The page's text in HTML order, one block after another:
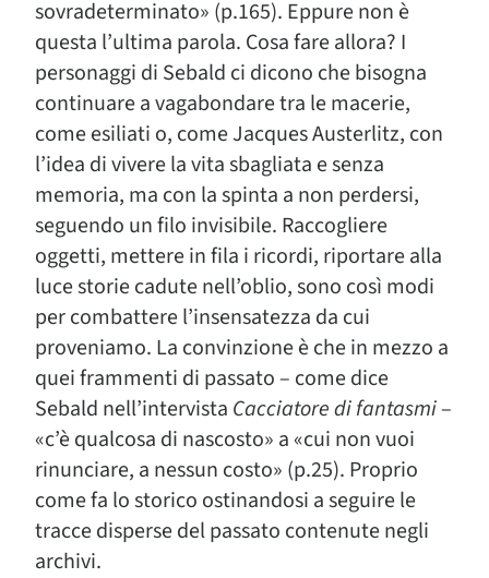
sovradeterminato» (p.165). Eppure non è
questa l’ultima parola. Cosa fare allora? I
personaggi di Sebald ci dicono che bisogna
continuare a vagabondare tra le macerie,
come esiliati o, come Jacques Austerlitz, con
l’idea di vivere la vita sbagliata e senza
memoria, ma con la spinta a non perdersi,
seguendo un filo invisibile. Raccogliere
oggetti, mettere in fila i ricordi, riportare alla
luce storie cadute nell’oblio, sono così modi
per combattere l’insensatezza da cui
proveniamo. La convinzione è che in mezzo a
quei frammenti di passato – come dice
Sebald nell’intervista Cacciatore di fantasmi–
«c’è qualcosa di nascosto» a «cui non vuoi
rinunciare, a nessun costo» (p.25). Proprio
come fa lo storico ostinandosi a seguire le
tracce disperse del passato contenute negli
archivi.